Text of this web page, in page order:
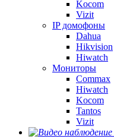
Kocom
Vizit
IP домофоны
Dahua
Hikvision
Hiwatch
Мониторы
Commax
Hiwatch
Kocom
Tantos
Vizit